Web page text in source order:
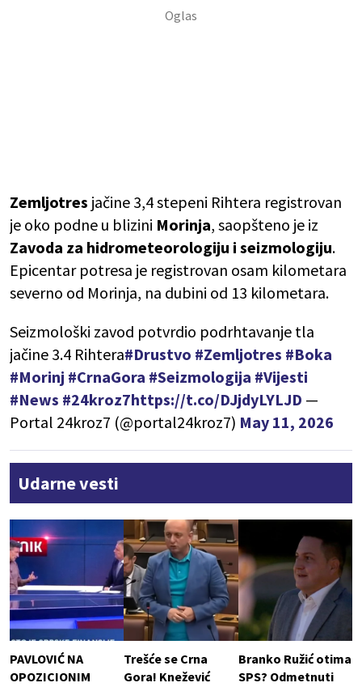
Zemljotres jačine 3,4 stepeni Rihtera registrovan
je oko podne u blizini Morinja, saopšteno je iz
Zavoda za hidrometeorologiju i seizmologiju.
Epicentar potresa je registrovan osam kilometara
severno od Morinja, na dubini od 13 kilometara.
Seizmološki zavod potvrdio podrhtavanje tla
jačine 3.4 Rihtera#Drustvo #Zemljotres #Boka
#Morinj #CrnaGora #Seizmologija #Vijesti
#News #24kroz7https://t.co/DJjdyLYLJD —
Portal 24kroz7 (@portal24kroz7) May 11, 2026
Udarne vesti
PAVLOVIĆ NA
OPOZICIONIM
Trešće se Crna
Gora! Knežević
Branko Ružić otima
SPS? Odmetnuti